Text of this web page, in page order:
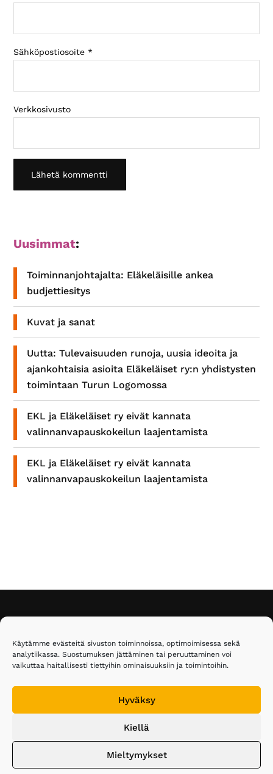
Käytämme evästeitä sivuston toiminnoissa, optimoimisessa sekä
analytiikassa. Suostumuksen jättäminen tai peruuttaminen voi
vaikuttaa haitallisesti tiettyihin ominaisuuksiin ja toimintoihin.
Hyväksy
Kiellä
Mieltymykset
Sähköpostiosoite *
Verkkosivusto
Ensisijainen
Uusimmat:
Toiminnanjohtajalta: Eläkeläisille ankea
budjettiesitys
Kuvat ja sanat
Uutta: Tulevaisuuden runoja, uusia ideoita ja
ajankohtaisia asioita Eläkeläiset ry:n yhdistysten
toimintaan Turun Logomossa
EKL ja Eläkeläiset ry eivät kannata
valinnanvapauskokeilun laajentamista
EKL ja Eläkeläiset ry eivät kannata
valinnanvapauskokeilun laajentamista
Malmin kauppatie 26
Puh. 020 743 3610
elakelaiset@elakelaiset.fi
Seuraa meitä sosiaalisessa mediassa: